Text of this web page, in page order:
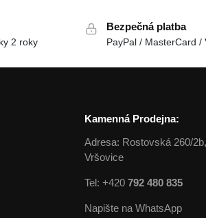
2 roky
Bezpečná platba
PayPal / MasterCard /
Kamenná Prodejna:
Adresa: Rostovská 260/
Vršovice
Tel: +420 792 480 835
Napište na WhatsApp